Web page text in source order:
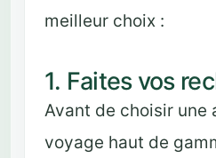
meilleur choix :
1. Faites vos
Avant de choisir une
voyage haut de